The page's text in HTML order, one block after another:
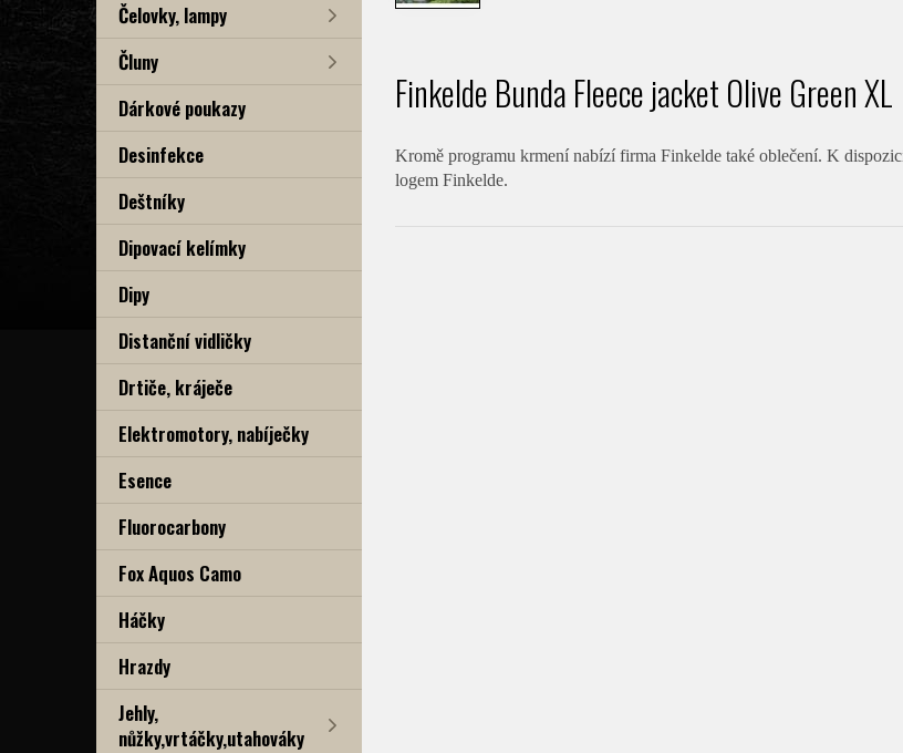
Čelovky, lampy
Čluny
Dárkové poukazy
Desinfekce
Deštníky
Dipovací kelímky
Dipy
Distanční vidličky
Drtiče, kráječe
Elektromotory, nabíječky
Esence
Fluorocarbony
Fox Aquos Camo
Háčky
Hrazdy
Jehly,
nůžky,vrtáčky,utahováky
Finkelde Bunda Fleece jacket Olive Green XL
Kromě programu krmení nabízí firma Finkelde také oblečení. K
logem Finkelde.